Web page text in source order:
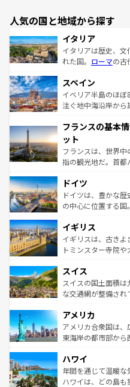
人気の国と地域から探す
イタリア
イタリアは歴史、
れた国。 ローマの古
ろん、トスカーナの
景など、自然景観
ピザやパスタなど、
ませてくれるイタリ
なお、新着のイタリ
しい。
スペイン
イベリア半島のほ
注ぐ地中海沿岸から
文化が根付くこの国
れる闘牛、そして美
る。首都マドリー
アートに溢れた街角
せる。地方によって
ンテンツ一覧を参照
フランスの基本
ット
フランスは、世界
指の観光地だ。首都
で、幅広い魅力が詰
聖堂、美しいビー
から魅了する。ま
いる。シャンパンの
香り高いラベンダ
らに、パリ以外の
れる地方に足を運ぶ
きるだろ
を参照してほしい。
ドイツ
ドイツは、豊かな
の中心に位置する
顔を持つこの国は、
ルリンの文化的活
してライン川沿い
は、お酒好きな人にはぜ
ドイツ情報はコンテ
イギリス
イギリスは、古き
トミンスター寺院
リアごとに異なる魅
ティー、ビール好
戦など、本場だか
ンツ一覧を参照して
スイス
スイスの国土面積
な交通網が整備さ
の建物がそのまま残
博物館もあり、アル
ことができる。国
ば市内交通費無料で観
着のスイス情報はコ
アメリカ
アメリカ合衆国は、
東海岸の都市部か
のような巨大都市は
ンメントが詰まっ
西部には大自然が
ハワイ
年間を通じて温暖
ハワイは、どの島